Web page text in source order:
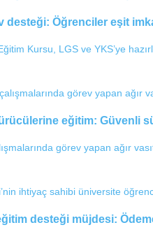
desteği: Öğrenciler eşit
Kursu, LGS ve YKS’ye
eğitim: Güvenli
görev yapan ağır
desteği müjdesi: